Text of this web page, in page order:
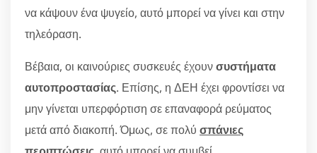
να κάψουν ένα ψυγείο, αυτό μπορεί να γίνει και στην
τηλεόραση.
Βέβαια, οι καινούριες συσκευές έχουνσυστήματα
αυτοπροστασίας. Επίσης, η ΔΕΗ έχει φροντίσει να
μην γίνεται υπερφόρτιση σε επαναφορά ρεύματος
μετά από διακοπή. Όμως, σε πολύ σπάνιες